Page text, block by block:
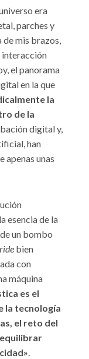
era
parches y
de mis brazos,
interacción
el panorama
en la que
la
de la
digital y,
han
apenas unas
esencia de la
un bombo
ride bien
con
máquina
es el
la tecnología
el reto del
.